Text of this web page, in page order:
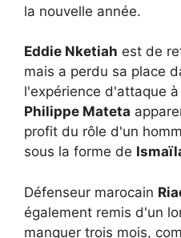
la nouvelle année.
Eddie Nketiah est de
mais a perdu sa place
l'expérience d'attaque
Philippe Mateta
profit du rôle d'un
sous la forme de
Défenseur marocain
également remis d'un
manquer trois mois,